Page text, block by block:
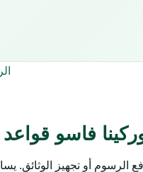
فاسو
الرسوم أو تجهيز